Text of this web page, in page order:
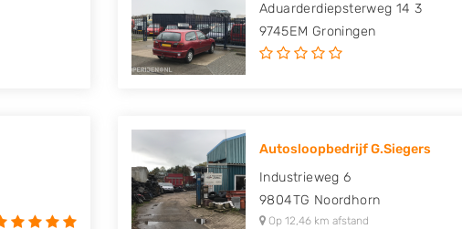
Aduarderdiepsterweg 14 3
9745EM Groningen
Autosloopbedrijf G.Siegers
Industrieweg 6
9804TG Noordhorn
Op 12,46 km afstand